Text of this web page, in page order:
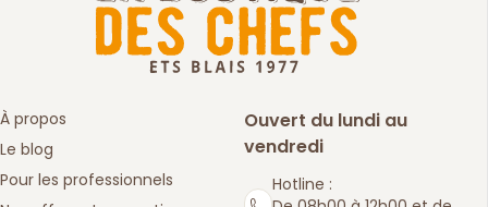
À propos
Le blog
Pour les professionnels
Ouvert du lundi au
vendredi
Hotline :